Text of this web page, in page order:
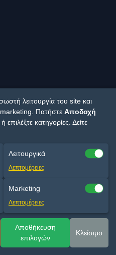
λειτουργία του site και
marketing. Πατήστε Αποδοχή
επιλέξτε κατηγορίες. Δείτε
Λειτουργικά
Λεπτομέρειες
Marketing
Λεπτομέρειες
Αποθήκευση
επιλογών
Κλείσιμο